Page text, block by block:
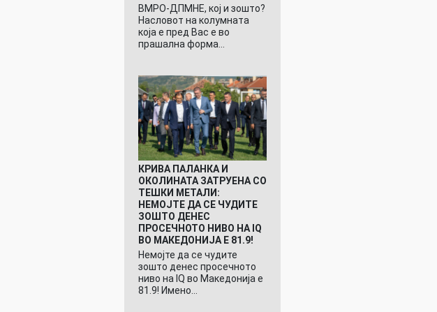
ВМРО-ДПМНЕ, кој и зошто?
Насловот на колумната
која е пред Вас е во
прашална форма…
КРИВА ПАЛАНКА И
ОКОЛИНАТА ЗАТРУЕНА СО
ТЕШКИ МЕТАЛИ:
НЕМОЈТЕ ДА СЕ ЧУДИТЕ
ЗОШТО ДЕНЕС
ПРОСЕЧНОТО НИВО НА IQ
ВО МАКЕДОНИЈА Е 81.9!
Немојте да се чудите
зошто денес просечното
ниво на IQ во Македонија е
81.9! Имено…